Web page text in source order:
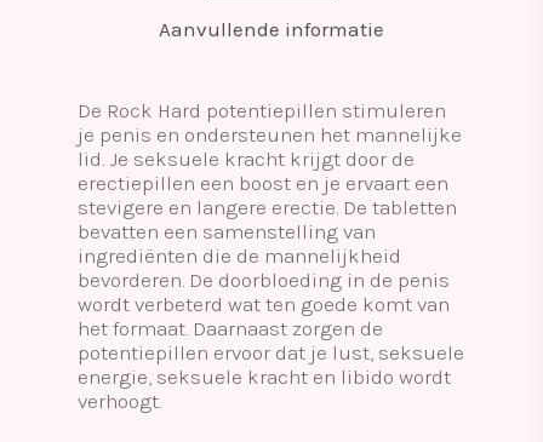
Aanvullende informatie
De Rock Hard potentiepillen stimuleren
je penis en ondersteunen het mannelijke
lid. Je seksuele kracht krijgt door de
erectiepillen een boost en je ervaart een
stevigere en langere erectie. De tabletten
bevatten een samenstelling van
ingrediënten die de mannelijkheid
bevorderen. De doorbloeding in de penis
wordt verbeterd wat ten goede komt van
het formaat. Daarnaast zorgen de
potentiepillen ervoor dat je lust, seksuele
energie, seksuele kracht en libido wordt
verhoogt.